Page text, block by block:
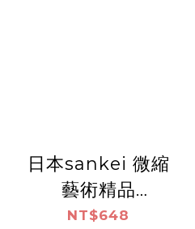
日本sankei 微縮
藝術精品
_【MP05-01】ｶﾞ
NT$648